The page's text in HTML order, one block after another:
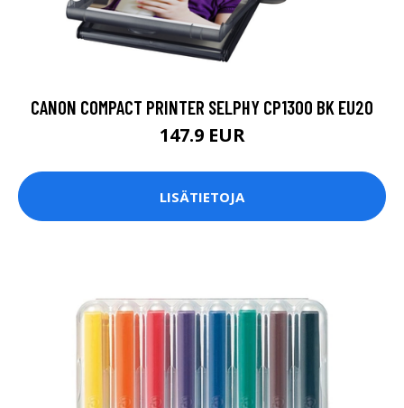
CANON COMPACT PRINTER SELPHY CP1300 BK EU20
147.9 EUR
LISÄTIETOJA